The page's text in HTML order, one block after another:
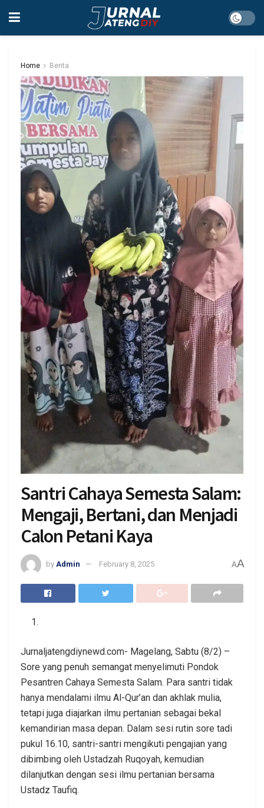
Home Berita
Santri Cahaya Semesta Salam:
Mengaji, Bertani, dan Menjadi
Calon Petani Kaya
by Admin February 8, 2025 AA
Jurnaljatengdiynewd.com- Magelang, Sabtu (8/2) –
Sore yang penuh semangat menyelimuti Pondok
Pesantren Cahaya Semesta Salam. Para santri tidak
hanya mendalami ilmu Al-Qur’an dan akhlak mulia,
tetapi juga diajarkan ilmu pertanian sebagai bekal
kemandirian masa depan. Dalam sesi rutin sore tadi
pukul 16.10, santri-santri mengikuti pengajian yang
dibimbing oleh Ustadzah Ruqoyah, kemudian
dilanjutkan dengan sesi ilmu pertanian bersama
Ustadz Taufiq.